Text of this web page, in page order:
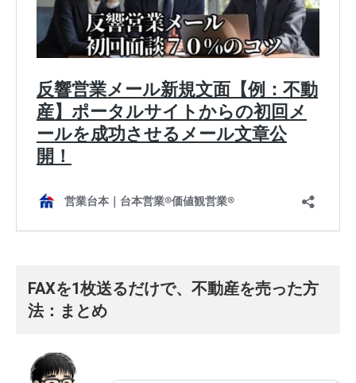
FAXを1枚送るだけで、不動産を売った方
法：まとめ